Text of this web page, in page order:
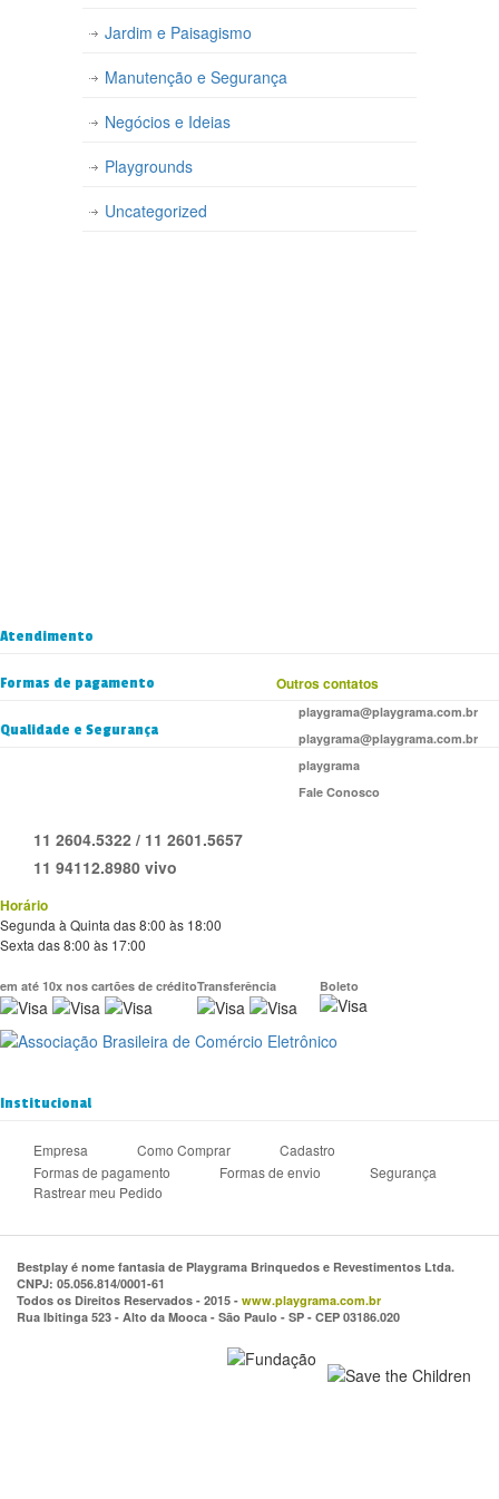
Jardim e Paisagismo
Manutenção e Segurança
Negócios e Ideias
Playgrounds
Uncategorized
Atendimento
Outros contatos
playgrama@playgrama.com.br
playgrama@playgrama.com.br
playgrama
Fale Conosco
11 2604.5322 / 11 2601.5657
11 94112.8980 vivo
Horário
Segunda à Quinta das 8:00 às 18:00
Sexta das 8:00 às 17:00
Formas de pagamento
em até 10x nos cartões de créditoTransferência Boleto
Qualidade e Segurança
Institucional
Empresa Como Comprar
Cadastro
Formas de pagamento
Formas de envio
Segurança
Rastrear meu Pedido
Bestplay é nome fantasia de Playgrama Brinquedos e Revestimentos Ltda.
CNPJ: 05.056.814/0001-61
Todos os Direitos Reservados - 2015 - www.playgrama.com.br
Rua Ibitinga 523 - Alto da Mooca - São Paulo - SP - CEP 03186.020